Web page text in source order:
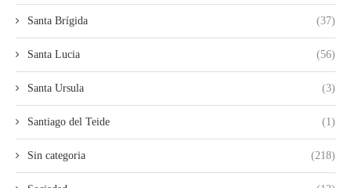
Santa Brígida (37)
Santa Lucia (56)
Santa Ursula (3)
Santiago del Teide (1)
Sin categoria (218)